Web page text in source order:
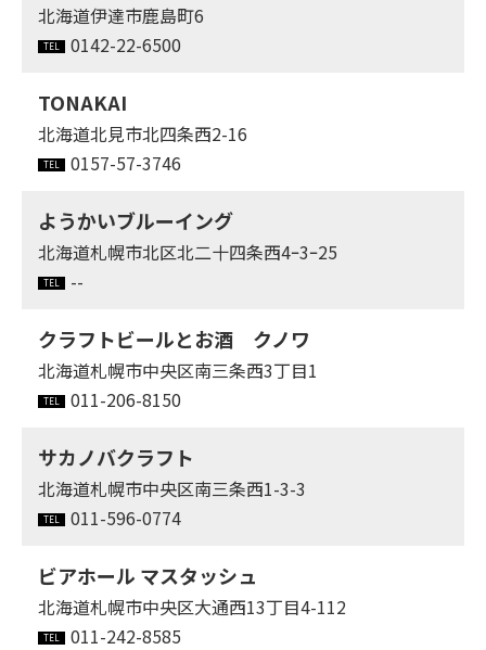
北海道伊達市鹿島町6
0142-22-6500
TONAKAI
北海道北見市北四条西2-16
0157-57-3746
ようかいブルーイング
北海道札幌市北区北二十四条西4ｰ3ｰ25
--
クラフトビールとお酒 クノワ
北海道札幌市中央区南三条西3丁目1
011-206-8150
サカノバクラフト
北海道札幌市中央区南三条西1-3-3
011-596-0774
ビアホール マスタッシュ
北海道札幌市中央区大通西13丁目4-112
011-242-8585